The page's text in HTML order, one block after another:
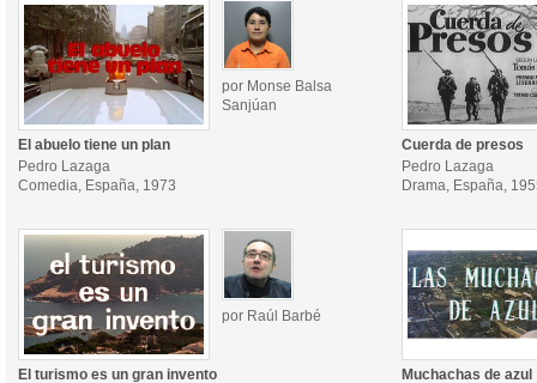
por Monse Balsa
Sanjúan
El abuelo tiene un plan
Pedro Lazaga
Comedia, España, 1973
Cuerda de presos
Pedro Lazaga
Drama, España,
por Raúl Barbé
El turismo es un gran invento
Muchachas de azul